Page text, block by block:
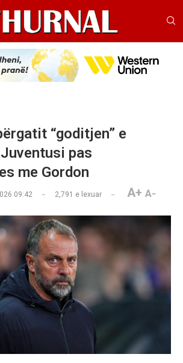
“goditjen” e
pas
me Gordon
09:42 2,791 e lexuar A+ A-